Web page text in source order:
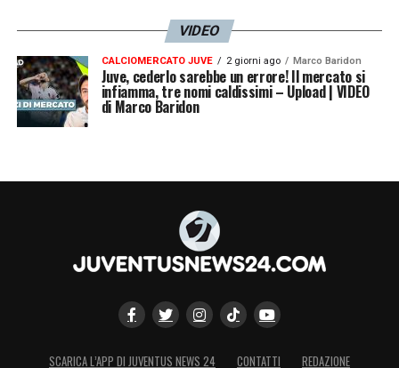
VIDEO
CALCIOMERCATO JUVE 2 giorni ago Marco Baridon
Juve, cederlo sarebbe un errore! Il mercato si
infiamma, tre nomi caldissimi – Upload | VIDEO
di Marco Baridon
SCARICA L’APP DI JUVENTUS NEWS 24 CONTATTI REDAZIONE